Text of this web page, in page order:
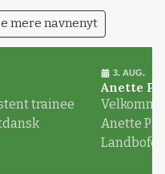
mere navnenyt
trainee
3. AUG.
Anette
Anette